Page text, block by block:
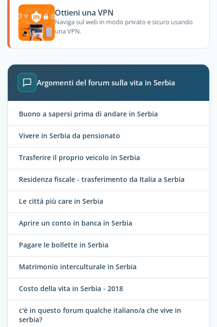
Ottieni una VPN
Naviga sul web in modo privato e sicuro usando
una VPN.
Argomenti del forum sulla vita in Serbia
Buono a sapersi prima di andare in Serbia
Vivere in Serbia da pensionato
Trasferire il proprio veicolo in Serbia
Residenza fiscale - trasferimento da Italia a Serbia
Le città più care in Serbia
Aprire un conto in banca in Serbia
Pagare le bollette in Serbia
Matrimonio interculturale in Serbia
Costo della vita in Serbia - 2018
c'è in questo forum qualche italiano/a che vive in
serbia?